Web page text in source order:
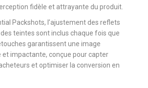
fidèle et attrayante du produit.
Packshots, l’ajustement des reflets
teintes sont inclus chaque fois que
garantissent une image
impactante, conçue pour capter
et optimiser la conversion en